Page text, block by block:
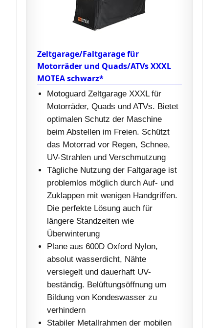
Zeltgarage/Faltgarage für
Motorräder und Quads/ATVs XXXL
MOTEA schwarz*
Motoguard Zeltgarage XXXL für
Motorräder, Quads und ATVs. Bietet
optimalen Schutz der Maschine
beim Abstellen im Freien. Schützt
das Motorrad vor Regen, Schnee,
UV-Strahlen und Verschmutzung
Tägliche Nutzung der Faltgarage ist
problemlos möglich durch Auf- und
Zuklappen mit wenigen Handgriffen.
Die perfekte Lösung auch für
längere Standzeiten wie
Überwinterung
Plane aus 600D Oxford Nylon,
absolut wasserdicht, Nähte
versiegelt und dauerhaft UV-
beständig. Belüftungsöffnung um
Bildung von Kondeswasser zu
verhindern
Stabiler Metallrahmen der mobilen